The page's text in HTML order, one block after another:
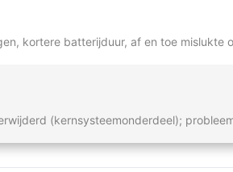
kortere batterijduur, af en toe mislukte
(kernsysteemonderdeel);